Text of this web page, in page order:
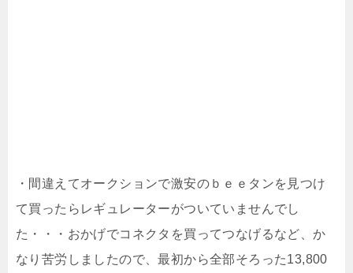
・間違えてオークションで激安のｂｅｅタンを見つけ
て買ったらレギュレーターがついていませんでし
た・・・おかげでコネクタを買ってつなげるなど、か
なり苦労しましたので、最初から全部そろった13,800